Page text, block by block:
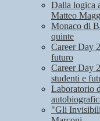
Dalla logica
Matteo
Monaco di
quinte
Career Day
futuro
Career Day
studenti e
Laboratorio
"Gli